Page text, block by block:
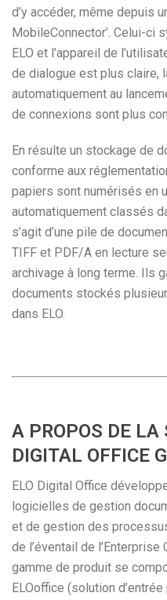
d’y accéder, même depuis
MobileConnector’. Celui-ci
ELO et l’appareil de
de dialogue est plus claire,
automatiquement au
de connexions sont plus
En résulte un stockage de
conforme aux
papiers sont numérisés en
automatiquement classés
s’agit d’une pile de
TIFF et PDF/A en lecture
archivage à long terme. Ils
documents stockés
dans ELO.
A PROPOS DE LA
DIGITAL OFFICE
ELO Digital Office
logicielles de gestion
et de gestion des
de l’éventail de
gamme de produit se
ELOoffice (solution